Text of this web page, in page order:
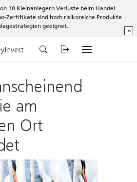
10 Kleinanlegern Verluste beim Handel
Zertifikate sind hoch risikoreiche Produkte
geeignet.
^
am
Ort